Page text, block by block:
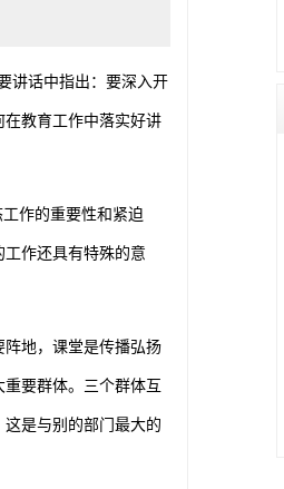
讲话中指出：要深入开
教育工作中落实好讲
作的重要性和紧迫
作还具有特殊的意
地，课堂是传播弘扬
要群体。三个群体互
是与别的部门最大的